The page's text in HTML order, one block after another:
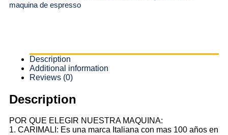
maquina de espresso
Description
Additional information
Reviews (0)
Description
POR QUE ELEGIR NUESTRA MAQUINA:
1. CARIMALI: Es una marca Italiana con mas 100 años en